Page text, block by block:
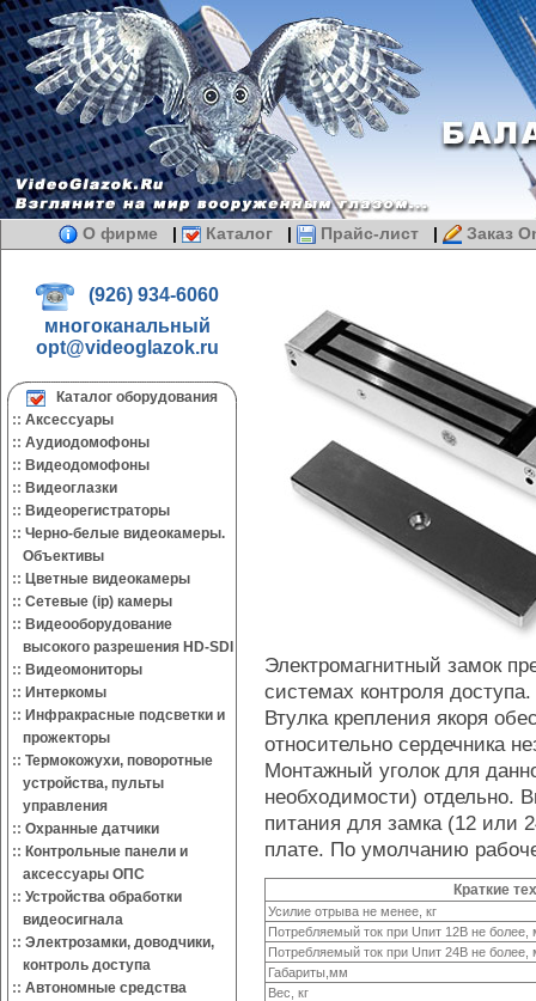
О фирме | Каталог | Прайс-лист | Заказ
(926) 934-6060
многоканальный
opt@videoglazok.ru
Каталог оборудования
:: Аксессуары
:: Аудиодомофоны
:: Видеодомофоны
:: Видеоглазки
:: Видеорегистраторы
:: Черно-белые видеокамеры.
Объективы
:: Цветные видеокамеры
:: Сетевые (ip) камеры
:: Видеооборудование
высокого разрешения HD-SDI
:: Видеомониторы
:: Интеркомы
:: Инфракрасные подсветки и
прожекторы
:: Термокожухи, поворотные
устройства, пульты
управления
:: Охранные датчики
:: Контрольные панели и
аксессуары ОПС
:: Устройства обработки
видеосигнала
:: Электрозамки, доводчики,
контроль доступа
:: Автономные средства
Электромагнитный замок
системах контроля доступа.
Втулка крепления якоря
относительно сердечника
Монтажный уголок для
необходимости) отдельно.
питания для замка (12 или
плате. По умолчанию
Краткие
Усилие отрыва не менее, кг
Потребляемый ток при Uпит 12В не более,
Потребляемый ток при Uпит 24В не более,
Габариты,мм
Вес, кг